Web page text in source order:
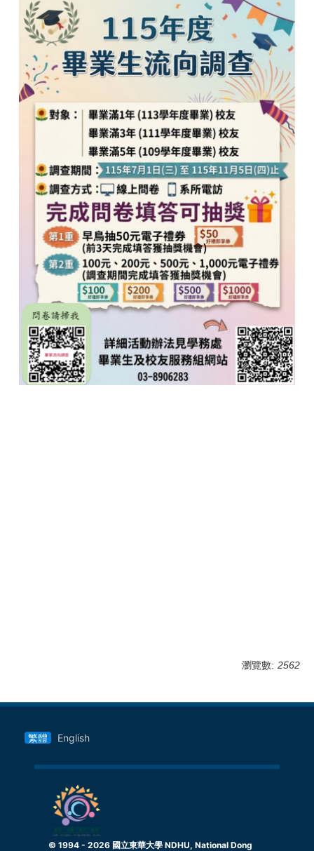
瀏覽數: 2562
繁體 English
© 1994 - 2026 國立東華大學 NDHU, National Dong